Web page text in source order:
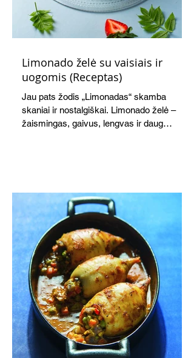
Limonado želė su vaisiais ir
uogomis (Receptas)
Jau pats žodis „Limonadas“ skamba
skaniai ir nostalgiškai. Limonado želė –
žaismingas, gaivus, lengvas ir daug